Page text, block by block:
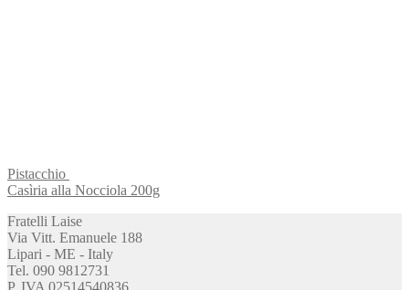
Pistacchio
Casìria alla Nocciola 200g
Fratelli Laise
Via Vitt. Emanuele 188
Lipari - ME - Italy
Tel. 090 9812731
P. IVA 02514540836